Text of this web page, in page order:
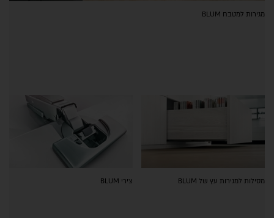
מגירות למטבח BLUM
מסילות למגירות עץ של BLUM צירי BLUM